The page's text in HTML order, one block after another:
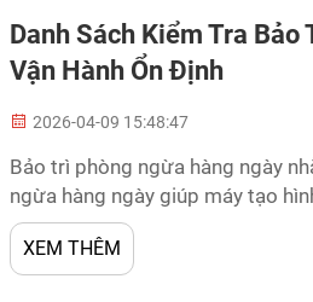
Danh Sách Kiểm Tra
Vận Hành Ổn Định
2026-04-09 15:48:47
Bảo trì phòng ngừa hàng ngày
ngừa hàng ngày giúp máy tạo
định—giảm thiểu thời gian ngừng
XEM THÊM